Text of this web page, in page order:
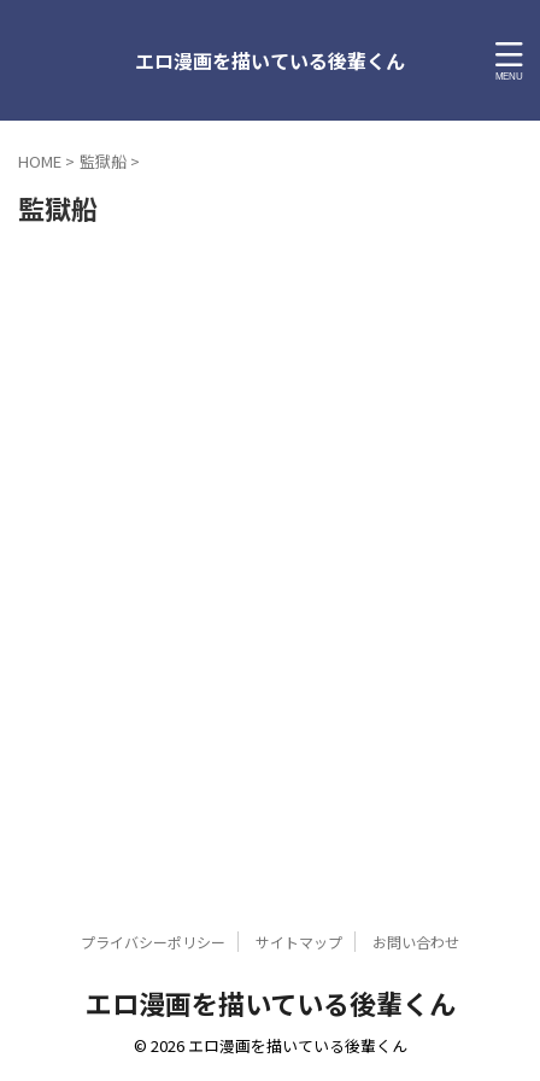
エロ漫画を描いている後輩くん
HOME > 監獄船 >
監獄船
プライバシーポリシー サイトマップ お問い合わせ
エロ漫画を描いている後輩くん
© 2026 エロ漫画を描いている後輩くん